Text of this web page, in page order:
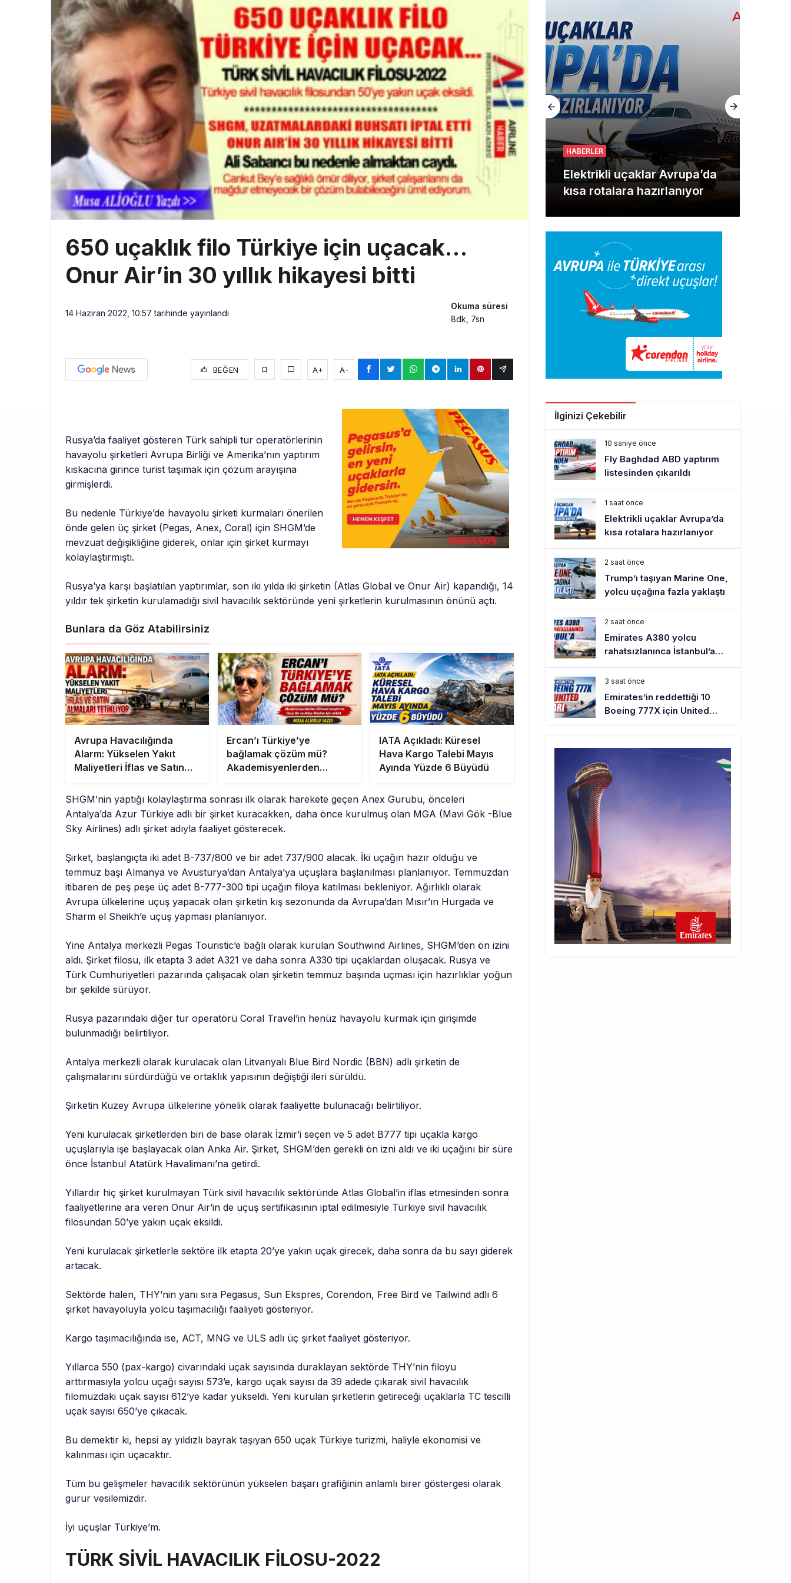
8:11 SpaceX Falcon 9’un ikinci kademesi Ay’a çarptı
7:50 Üniformasız Disiplin: Kabin Ekipleri Nasıl Yolcu Olur?
12:00 Fly Baghdad ABD yaptırım listesinden çıkarıldı
650 uçaklık filo Türkiye için uçacak…
Onur Air’in 30 yıllık hikayesi bitti
14 Haziran 2022, 10:57 tarihinde yayınlandı
Okuma süresi
8dk, 7sn
BEĞEN A+ A-
Rusya’da faaliyet gösteren Türk sahipli tur operatörlerinin
havayolu şirketleri Avrupa Birliği ve Amerika’nın yaptırım
kıskacına girince turist taşımak için çözüm arayışına
girmişlerdi.
Bu nedenle Türkiye’de havayolu şirketi kurmaları önerilen
önde gelen üç şirket (Pegas, Anex, Coral) için SHGM’de
mevzuat değişikliğine giderek, onlar için şirket kurmayı
kolaylaştırmıştı.
Rusya’ya karşı başlatılan yaptırımlar, son iki yılda iki şirketin (Atlas Global ve Onur Air) kapandığı, 14
yıldır tek şirketin kurulamadığı sivil havacılık sektöründe yeni şirketlerin kurulmasının önünü açtı.
Bunlara da Göz Atabilirsiniz
Avrupa Havacılığında
Alarm: Yükselen Yakıt
Maliyetleri İflas ve Satın
Ercan’ı Türkiye’ye
bağlamak çözüm mü?
Akademisyenlerden
ve Atlas iflasları için anket
IATA Açıkladı: Küresel
Hava Kargo Talebi Mayıs
Ayında Yüzde 6 Büyüdü
SHGM’nin yaptığı kolaylaştırma sonrası ilk olarak harekete geçen Anex Gurubu, önceleri
Antalya’da Azur Türkiye adlı bir şirket kuracakken, daha önce kurulmuş olan MGA (Mavi Gök -Blue
Sky Airlines) adlı şirket adıyla faaliyet gösterecek.
Şirket, başlangıçta iki adet B-737/800 ve bir adet 737/900 alacak. İki uçağın hazır olduğu ve
temmuz başı Almanya ve Avusturya’dan Antalya’ya uçuşlara başlanılması planlanıyor. Temmuzdan
itibaren de peş peşe üç adet B-777-300 tipi uçağın filoya katılması bekleniyor. Ağırlıklı olarak
Avrupa ülkelerine uçuş yapacak olan şirketin kış sezonunda da Avrupa’dan Mısır’ın Hurgada ve
Sharm el Sheikh’e uçuş yapması planlanıyor.
Yine Antalya merkezli Pegas Touristic’e bağlı olarak kurulan Southwind Airlines, SHGM’den ön izini
aldı. Şirket filosu, ilk etapta 3 adet A321 ve daha sonra A330 tipi uçaklardan oluşacak. Rusya ve
Türk Cumhuriyetleri pazarında çalışacak olan şirketin temmuz başında uçması için hazırlıklar yoğun
bir şekilde sürüyor.
Rusya pazarındaki diğer tur operatörü Coral Travel’in henüz havayolu kurmak için girişimde
bulunmadığı belirtiliyor.
Antalya merkezli olarak kurulacak olan Litvanyalı Blue Bird Nordic (BBN) adlı şirketin de
çalışmalarını sürdürdüğü ve ortaklık yapısının değiştiği ileri sürüldü.
Şirketin Kuzey Avrupa ülkelerine yönelik olarak faaliyette bulunacağı belirtiliyor.
Yeni kurulacak şirketlerden biri de base olarak İzmir’i seçen ve 5 adet B777 tipi uçakla kargo
uçuşlarıyla işe başlayacak olan Anka Air. Şirket, SHGM’den gerekli ön izni aldı ve iki uçağını bir süre
önce İstanbul Atatürk Havalimanı’na getirdi.
Yıllardır hiç şirket kurulmayan Türk sivil havacılık sektöründe Atlas Global’in iflas etmesinden sonra
faaliyetlerine ara veren Onur Air’in de uçuş sertifikasının iptal edilmesiyle Türkiye sivil havacılık
filosundan 50’ye yakın uçak eksildi.
Yeni kurulacak şirketlerle sektöre ilk etapta 20’ye yakın uçak girecek, daha sonra da bu sayı giderek
artacak.
Sektörde halen, THY’nin yanı sıra Pegasus, Sun Ekspres, Corendon, Free Bird ve Tailwind adlı 6
şirket havayoluyla yolcu taşımacılığı faaliyeti gösteriyor.
Kargo taşımacılığında ise, ACT, MNG ve ULS adlı üç şirket faaliyet gösteriyor.
Yıllarca 550 (pax-kargo) civarındaki uçak sayısında duraklayan sektörde THY’nin filoyu
arttırmasıyla yolcu uçağı sayısı 573’e, kargo uçak sayısı da 39 adede çıkarak sivil havacılık
filomuzdaki uçak sayısı 612’ye kadar yükseldi. Yeni kurulan şirketlerin getireceği uçaklarla TC tescilli
uçak sayısı 650’ye çıkacak.
Bu demektir ki, hepsi ay yıldızlı bayrak taşıyan 650 uçak Türkiye turizmi, haliyle ekonomisi ve
kalınması için uçacaktır.
Tüm bu gelişmeler havacılık sektörünün yükselen başarı grafiğinin anlamlı birer göstergesi olarak
gurur vesilemizdir.
İyi uçuşlar Türkiye’m.
TÜRK SİVİL HAVACILIK FİLOSU-2022
HABERLER
Elektrikli uçaklar Avrupa’da
kısa rotalara hazırlanıyor
İlginizi Çekebilir
10 saniye önce
Fly Baghdad ABD yaptırım
listesinden çıkarıldı
1 saat önce
Elektrikli uçaklar Avrupa’da
kısa rotalara hazırlanıyor
2 saat önce
Trump’ı taşıyan Marine One,
yolcu uçağına fazla yaklaştı
2 saat önce
Emirates A380 yolcu
rahatsızlanınca İstanbul’a
indi
3 saat önce
Emirates’in reddettiği 10
Boeing 777X için United
DHL uçağı havada cisimle
çarpıştı, havalimanında
patlayıcı drone bulundu
4 saat önce
SpaceX Falcon 9’un ikinci
kademesi Ay’a çarptı
Üniformasız Disiplin: Kabin
Ekipleri Nasıl Yolcu Olur?
20 saat önce
ISG’nin terminal